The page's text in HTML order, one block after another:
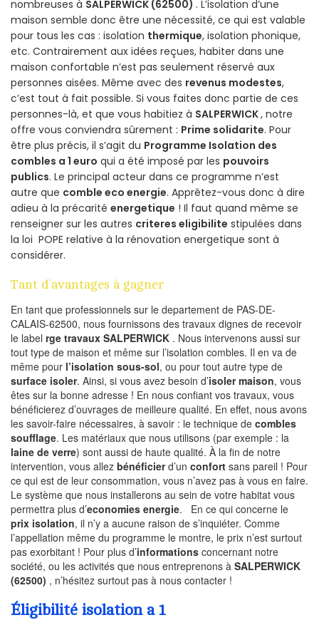
nombreuses à SALPERWICK (62500) . L’isolation d’une
maison semble donc être une nécessité, ce qui est valable
pour tous les cas : isolation thermique, isolation phonique,
etc. Contrairement aux idées reçues, habiter dans une
maison confortable n’est pas seulement réservé aux
personnes aisées. Même avec des revenus modestes,
c’est tout à fait possible. Si vous faites donc partie de ces
personnes-là, et que vous habitiez à SALPERWICK, notre
offre vous conviendra sûrement : Prime solidarite. Pour
être plus précis, il s’agit du Programme Isolation des
combles a 1 euro qui a été imposé par les pouvoirs
publics. Le principal acteur dans ce programme n’est
autre que comble eco energie. Apprêtez-vous donc à dire
adieu à la précarité energetique ! Il faut quand même se
renseigner sur les autres criteres eligibilite stipulées dans
la loi POPE relative à la rénovation energetique sont à
considérer.
Tant d’avantages à gagner
En tant que professionnels sur le departement de PAS-DE-
CALAIS-62500, nous fournissons des travaux dignes de recevoir
le label rge travaux SALPERWICK . Nous intervenons aussi sur
tout type de maison et même sur l’isolation combles. Il en va de
même pour l’isolation sous-sol, ou pour tout autre type de
surface isoler. Ainsi, si vous avez besoin d’isoler maison, vous
êtes sur la bonne adresse ! En nous confiant vos travaux, vous
bénéficierez d’ouvrages de meilleure qualité. En effet, nous avons
les savoir-faire nécessaires, à savoir : le technique de combles
soufflage. Les matériaux que nous utilisons (par exemple : la
laine de verre) sont aussi de haute qualité. À la fin de notre
intervention, vous allez bénéficierd’un confort sans pareil ! Pour
ce qui est de leur consommation, vous n’avez pas à vous en faire.
Le système que nous installerons au sein de votre habitat vous
permettra plus d’economies energie. En ce qui concerne le
prix isolation, il n’y a aucune raison de s’inquiéter. Comme
l’appellation même du programme le montre, le prix n’est surtout
pas exorbitant ! Pour plus d’informations concernant notre
société, ou les activités que nous entreprenons à SALPERWICK
(62500) , n’hésitez surtout pas à nous contacter !
Éligibilité isolation a 1